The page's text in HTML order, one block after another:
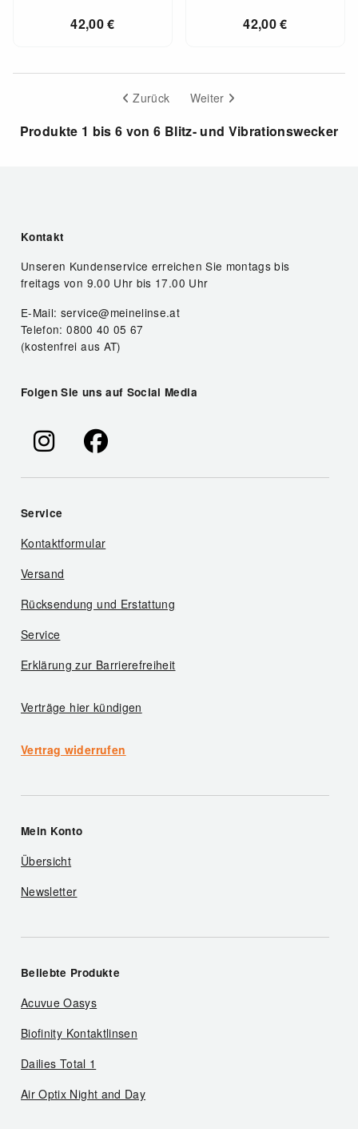
42,00€ 42,00€
Zurück Weiter
Produkte 1 bis 6 von 6 Blitz- und Vibrationswecker
Kontakt
Unseren Kundenservice erreichen Sie montags bis
freitags von 9.00 Uhr bis 17.00 Uhr
E-Mail: service@meinelinse.at
Telefon: 0800 40 05 67
(kostenfrei aus AT)
Folgen Sie uns auf Social Media
Service
Kontaktformular
Versand
Rücksendung und Erstattung
Service
Erklärung zur Barrierefreiheit
Verträge hier kündigen
Vertrag widerrufen
Mein Konto
Übersicht
Newsletter
Beliebte Produkte
Acuvue Oasys
Biofinity Kontaktlinsen
Dailies Total 1
Air Optix Night and Day